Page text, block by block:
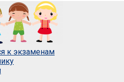
к экзаменам